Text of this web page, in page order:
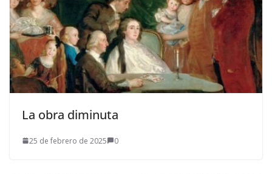
La obra diminuta
25 de febrero de 2025 0